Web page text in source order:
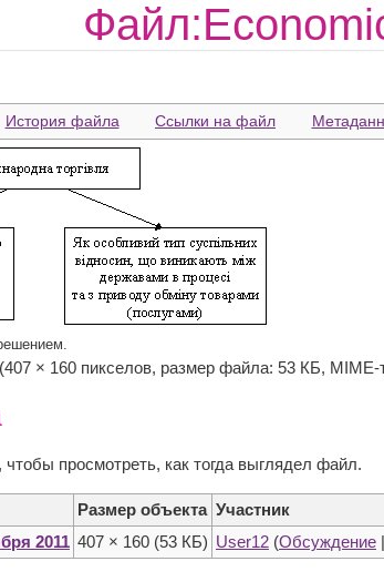
История файла Ссылки на файл
(407 × 160 пикселов, размер файла: 53 КБ, MIME-
просмотреть, как тогда выглядел файл.
Размер объекта Участник
2011 407 × 160 (53 КБ) User12 (Обсуждение |